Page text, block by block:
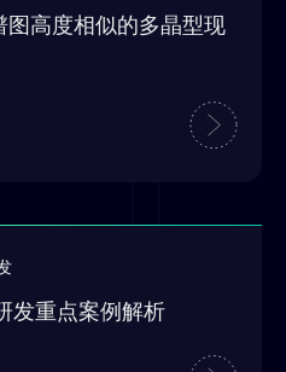
图高度相似的多晶型现
发重点案例解析